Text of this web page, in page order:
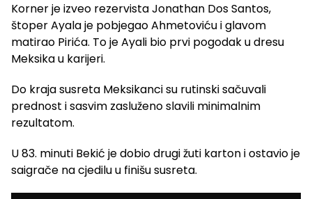
Korner je izveo rezervista Jonathan Dos Santos,
štoper Ayala je pobjegao Ahmetoviću i glavom
matirao Pirića. To je Ayali bio prvi pogodak u dresu
Meksika u karijeri.
Do kraja susreta Meksikanci su rutinski sačuvali
prednost i sasvim zasluženo slavili minimalnim
rezultatom.
U 83. minuti Bekić je dobio drugi žuti karton i ostavio je
saigrače na cjedilu u finišu susreta.